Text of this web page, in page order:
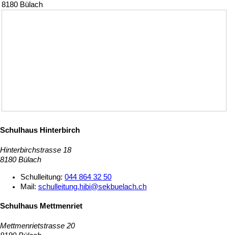
8180 Bülach
Schulhaus Hinterbirch
Hinterbirchstrasse 18
8180 Bülach
Schulleitung: 044 864 32 50
Mail: schulleitung.hibi@sekbuelach.ch
Schulhaus Mettmenriet
Mettmenrietstrasse 20